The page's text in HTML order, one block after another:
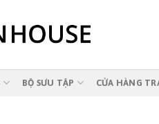
BỘ SƯU TẬP CỬA HÀNG